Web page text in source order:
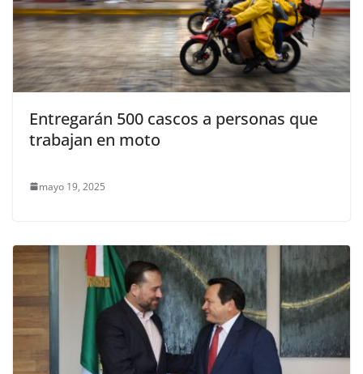
Entregarán 500 cascos a personas que
trabajan en moto
mayo 19, 2025